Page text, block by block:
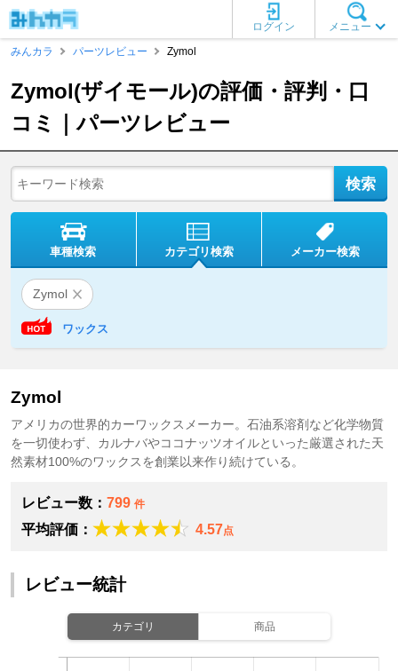
メニュー
ログイン
みんカラ
パーツレビュー Zymol
Zymol(ザイモール)の評価・評判・口
コミ｜パーツレビュー
車種検索 カテゴリ検索 メーカー検索
Zymol
ワックス
Zymol
アメリカの世界的カーワックスメーカー。石油系溶剤など化学物質
を一切使わず、カルナバやココナッツオイルといった厳選された天
然素材100%のワックスを創業以来作り続けている。
レビュー数： 799 件
平均評価： 4.57点
レビュー統計
カテゴリ 商品